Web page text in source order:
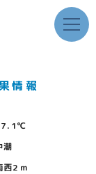
情報
潮
西2ｍ